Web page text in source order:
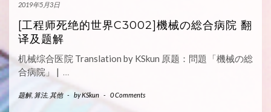
2019年5月3日
[工程师死绝的世界C3002]機械の総合病院 翻
译及题解
机械综合医院 Translation by KSkun 原题：問題「機械の総
合病院」 | …
题解, 算法, 其他 - byKSkun - 0 Comments